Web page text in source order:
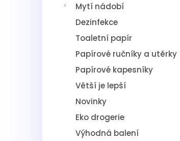
Mytí nádobí
Dezinfekce
Toaletní papír
Papírové ručníky a utěrky
Papírové kapesníky
Větší je lepší
Novinky
Eko drogerie
Výhodná balení